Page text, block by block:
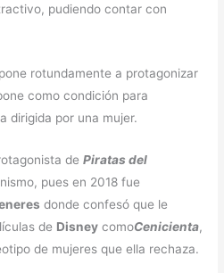
pudiendo contar con
rotundamente a protagonizar
como condición para
dirigida por una mujer.
dePiratas del
pues en 2018 fue
donde confesó que le
de Disney comoCenicienta,
de mujeres que ella rechaza.